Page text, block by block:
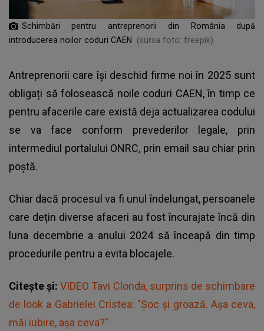
Schimbări pentru antreprenorii din România după
introducerea noilor coduri CAEN
(sursa foto: freepik)
Antreprenorii care își deschid firme noi în 2025 sunt
obligați să folosească noile coduri CAEN, în timp ce
pentru afacerile care există deja actualizarea codului
se va face conform prevederilor legale, prin
intermediul portalului ONRC, prin email sau chiar prin
poștă.
Chiar dacă procesul va fi unul îndelungat, persoanele
care dețin diverse afaceri au fost încurajate încă din
luna decembrie a anului 2024 să înceapă din timp
procedurile pentru a evita blocajele.
Citește și:VIDEO Tavi Clonda, surprins de schimbare
de look a Gabrielei Cristea: "Șoc și groază. Așa ceva,
măi iubire, așa ceva?"